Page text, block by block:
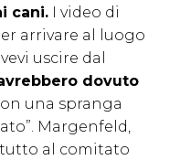
cani. I video di
arrivare al luogo
uscire dal
dovuto
una spranga
Margenfeld,
tutto al comitato